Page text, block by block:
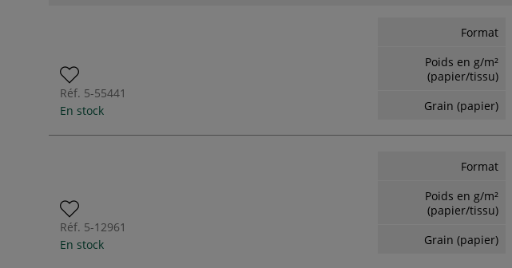
Réf. 5-55441
En stock
Format
Poids en g/m²
(papier/tissu)
Grain (papier)
Réf. 5-12961
En stock
Format
Poids en g/m²
(papier/tissu)
Grain (papier)